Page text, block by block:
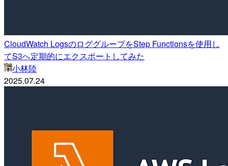
CloudWatch LogsのロググループをStep Functionsを使用し
てS3へ定期的にエクスポートしてみた
小林陸
2025.07.24